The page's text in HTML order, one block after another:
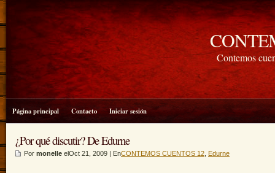
Contemos
Página principal Contacto Iniciar sesión
¿Por qué discutir? De Edurne
Por monelle elOct 21, 2009 | EnCONTEMOS CUENTOS 12 Edurne